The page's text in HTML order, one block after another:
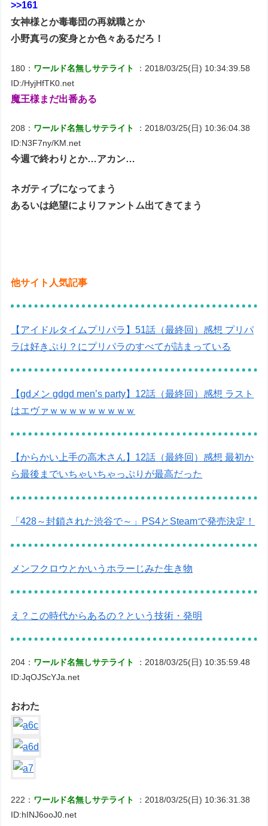
>>161
女神様とか毒毒団の再就職とか
小野真弓の変身とか色々あるだろ！
180： ワールド名無しサテライト
：2018/03/25(日) 10:34:39.58
ID:/HyjHfTK0.net
魔王様まだ出番ある
208： ワールド名無しサテライト
：2018/03/25(日) 10:36:04.38
ID:N3F7ny/KM.net
今週で終わりとか…アカン…
ネガティブになってまう
あるいは絶望によりファントム出てきてまう
他サイト人気記事
【アイドルタイムプリパラ】51話（最終回）感想 プリパ
ラは好きぷり？にプリパラのすべてが詰まっている
【gdメン gdgd men’s party】12話（最終回）感想 ラスト
はエヴァｗｗｗｗｗｗｗｗｗ
【からかい上手の高木さん】12話（最終回）感想 最初か
ら最後までいちゃいちゃっぷりが最高だった
「428～封鎖された渋谷で～」PS4とSteamで発売決定！
メンフクロウとかいうホラーじみた生き物
え？この時代からあるの？という技術・発明
204： ワールド名無しサテライト
：2018/03/25(日) 10:35:59.48
ID:JqOJScYJa.net
おわた
222： ワールド名無しサテライト
：2018/03/25(日) 10:36:31.38
ID:hINJ6ooJ0.net